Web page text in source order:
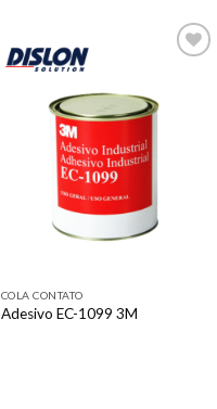
COLA CONTATO
Adesivo EC-1099 3M